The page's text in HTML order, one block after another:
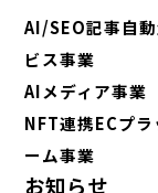
AI/SEO記事自
ビス事業
AIメディア事業
NFT連携ECプラ
ーム事業
お知らせ